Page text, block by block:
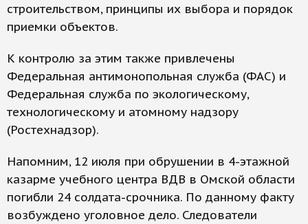
строительством, принципы их выбора и порядок
приемки объектов.
К контролю за этим также привлечены
Федеральная антимонопольная служба (ФАС) и
Федеральная служба по экологическому,
технологическому и атомному надзору
(Ростехнадзор).
Напомним, 12 июля при обрушении в 4-этажной
казарме учебного центра ВДВ в Омской области
погибли 24 солдата-срочника. По данному факту
возбуждено уголовное дело. Следователи